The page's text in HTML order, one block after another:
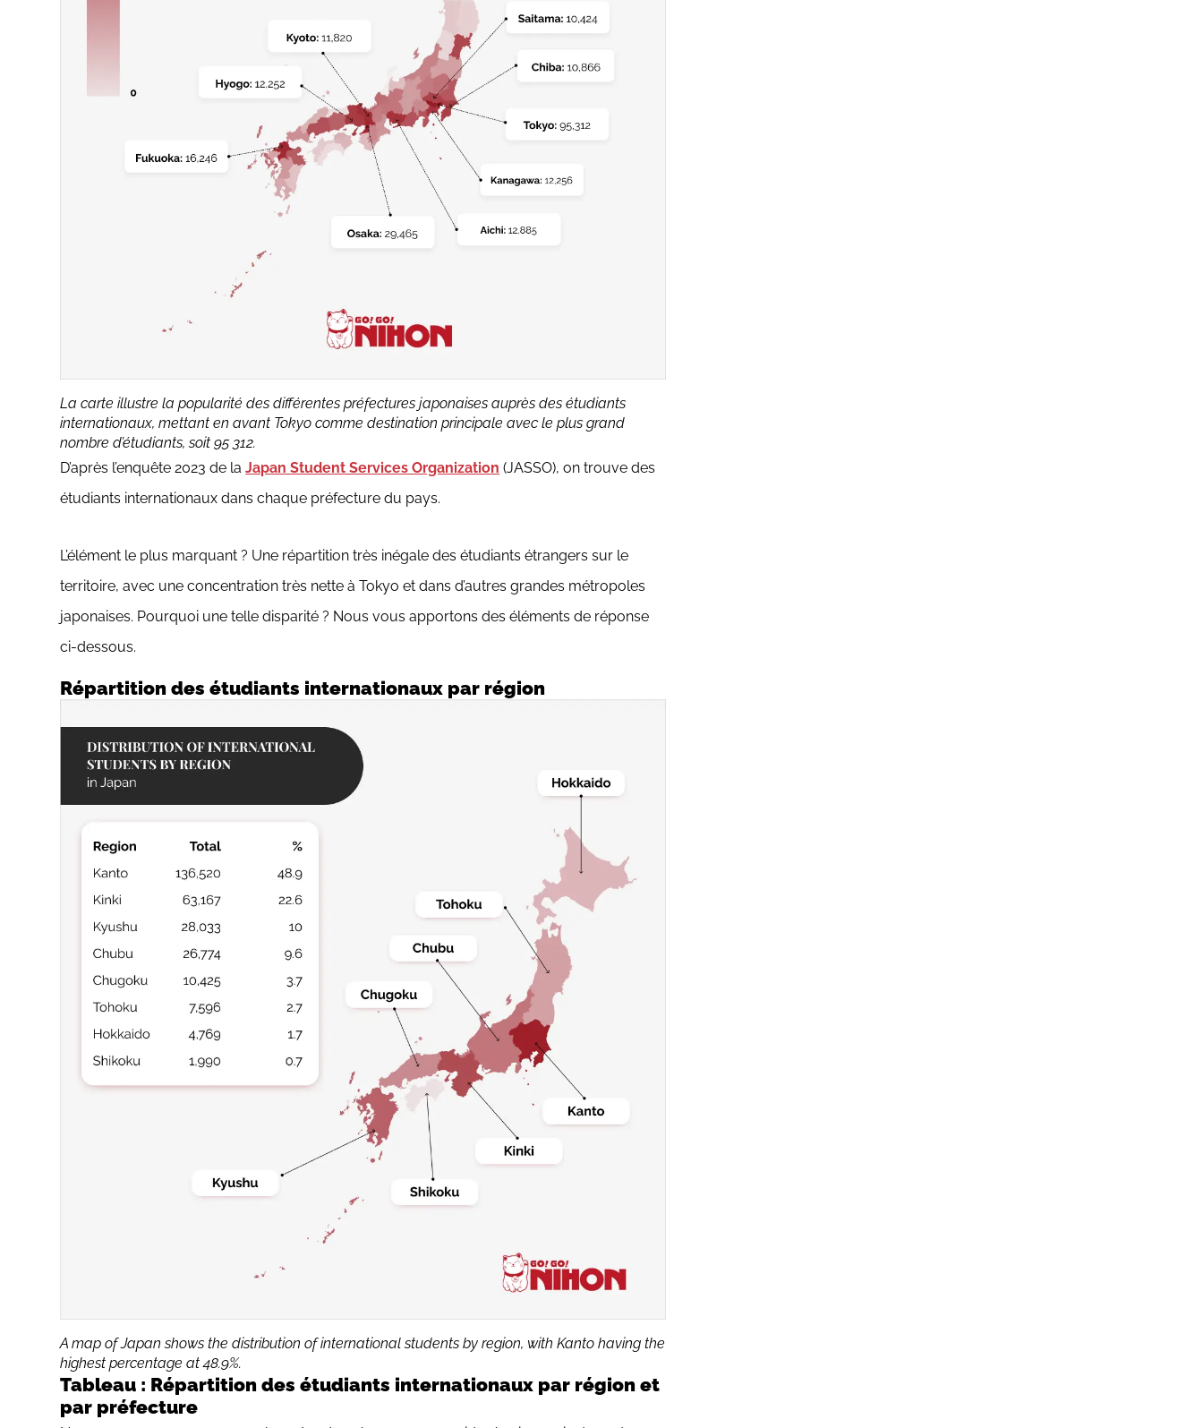
La carte illustre la popularité des différentes préfectures japonaises auprès des étudiants
internationaux, mettant en avant Tokyo comme destination principale avec le plus grand
nombre d’étudiants, soit 95 312.
D’après l’enquête 2023 de laJapan Student Services Organization (JASSO), on trouve des
étudiants internationaux dans chaque préfecture du pays.
L’élément le plus marquant ? Une répartition très inégale des étudiants étrangers sur le
territoire, avec une concentration très nette à Tokyo et dans d’autres grandes métropoles
japonaises. Pourquoi une telle disparité ? Nous vous apportons des éléments de réponse
ci-dessous.
Répartition des étudiants internationaux par région
A map of Japan shows the distribution of international students by region, with Kanto having the
highest percentage at 48.9%.
Tableau : Répartition des étudiants internationaux par région et
par préfecture